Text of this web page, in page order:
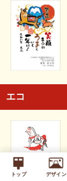
トップ デザイン
エコ